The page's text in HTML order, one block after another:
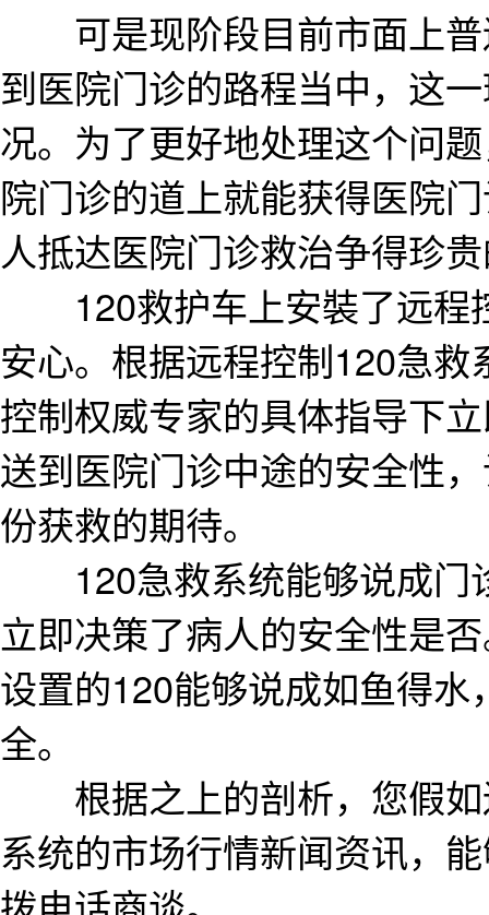
可是现阶段目前市面上普
到医院门诊的路程当中，这
况。为了更好地处理这个问
院门诊的道上就能获得医院
人抵达医院门诊救治争得珍
120救护车上安裝了远程
安心。根据远程控制120急
控制权威专家的具体指导下
送到医院门诊中途的安全性
份获救的期待。
120急救系统能够说成门
立即决策了病人的安全性是
设置的120能够说成如鱼得
全。
根据之上的剖析，您假如
系统的市场行情新闻资讯，